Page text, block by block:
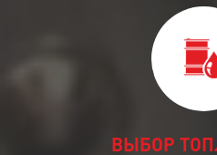
ВЫБОР